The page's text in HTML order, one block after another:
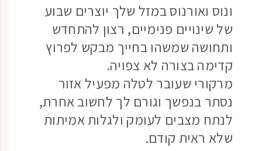
ונוס ואורנוס במזל שלך יוצרים שבוע
של שינויים פנימיים, רצון להתחדש
ותחושה שמשהו בחייך מבקש לפרוץ
קדימה בצורה לא צפויה.
מרקורי שעובר לטלה מפעיל אזור
נסתר בנפשך וגורם לך לחשוב אחרת,
לנתח מצבים לעומק ולגלות אמיתות
שלא ראית קודם.